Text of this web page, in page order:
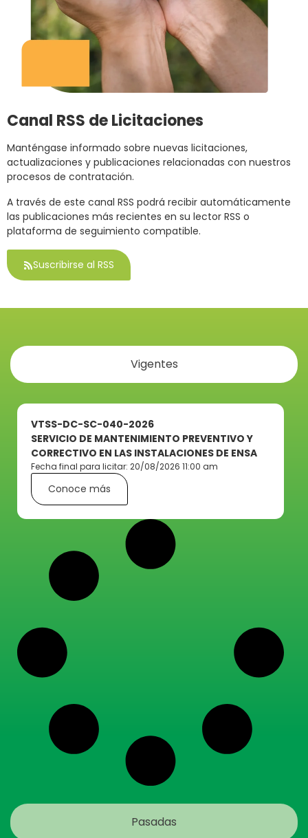
Canal RSS de Licitaciones
Manténgase informado sobre nuevas licitaciones,
actualizaciones y publicaciones relacionadas con nuestros
procesos de contratación.
A través de este canal RSS podrá recibir automáticamente
las publicaciones más recientes en su lector RSS o
plataforma de seguimiento compatible.
Suscribirse al RSS
Vigentes
Pasadas
VTSS-DC-SC-040-2026
SERVICIO DE MANTENIMIENTO PREVENTIVO Y
CORRECTIVO EN LAS INSTALACIONES DE ENSA
Fecha final para licitar: 20/08/2026 11:00 am
Conoce más